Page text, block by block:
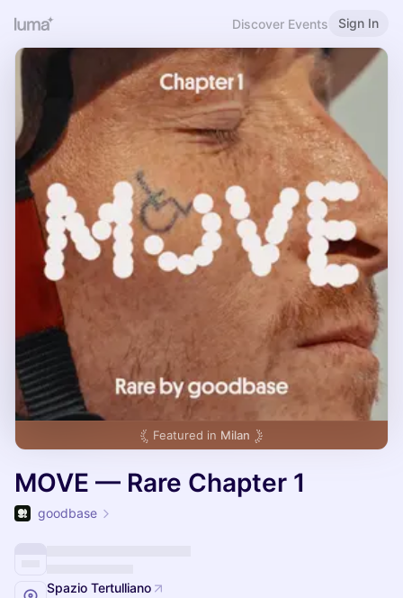
Discover Events Sign In
Featured in Milan
MOVE — Rare Chapter 1
goodbase
Spazio Tertulliano